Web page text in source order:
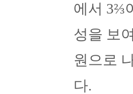
에서 3⅔
성을 보
원으로
다.